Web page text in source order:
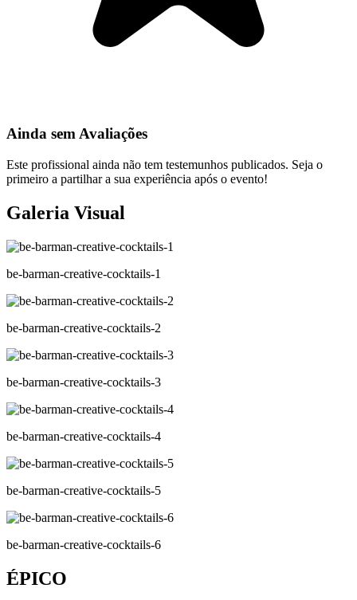
Ainda sem Avaliações
Este profissional ainda não tem testemunhos publicados. Seja o
primeiro a partilhar a sua experiência após o evento!
Galeria Visual
be-barman-creative-cocktails-1
be-barman-creative-cocktails-2
be-barman-creative-cocktails-3
be-barman-creative-cocktails-4
be-barman-creative-cocktails-5
be-barman-creative-cocktails-6
ÉPICO